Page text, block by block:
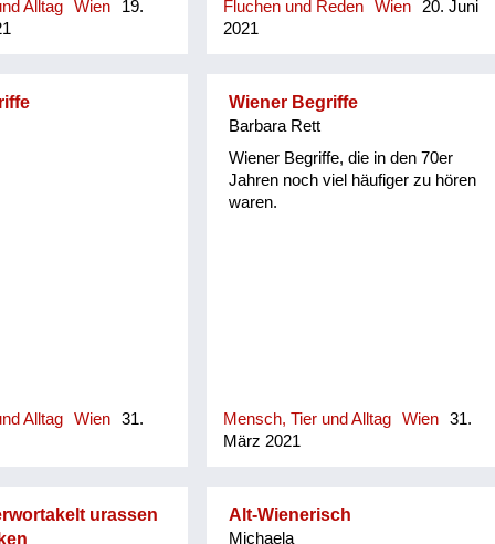
Alltag Wien
19.
Fluchen und Reden Wien
20. Juni
2021
Alltag Wien
31.
Wiener Begriffe
Barbara Rett
Wiener Begriffe, die in den 70er
Jahren noch viel häufiger zu hören
waren.
Mensch, Tier und Alltag Wien
31.
März 2021
urassen
Alt-Wienerisch
Michaela